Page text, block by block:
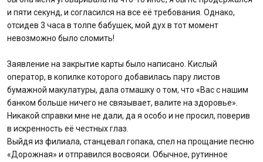
и пяти секунд, и согласился на все её требования. Однако,
отсидев 3 часа в толпе бабушек, мой дух в тот момент
невозможно было сломить!
Заявление на закрытие карты было написано. Кислый
оператор, в копилке которого добавилась пару листов
бумажной макулатуры, дала отмашку о том, что «Вас с нашим
банком больше ничего не связывает, валите на здоровье».
Никакой справки мне не дали, да я особо и не просил, поверив
в искренность её честных глаз.
Выйдя из филиала, станцевал гопака, спел на прощание песню
«Дорожная» и отправился восвояси. Обычное, рутинное